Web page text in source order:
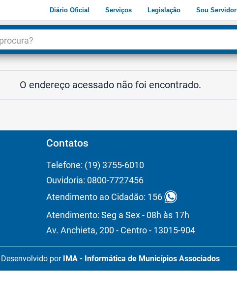
Diário Oficial Serviços Legislação Sou Servidor
O endereço acessado não foi encontrado.
Contatos
Telefone: (19) 3755-6010
Ouvidoria: 0800-7727456
Atendimento ao Cidadão: 156
Atendimento: Seg a Sex - 08h às 17h
Av. Anchieta, 200 - Centro - 13015-904
Desenvolvido por IMA - Informática de Municípios Associados